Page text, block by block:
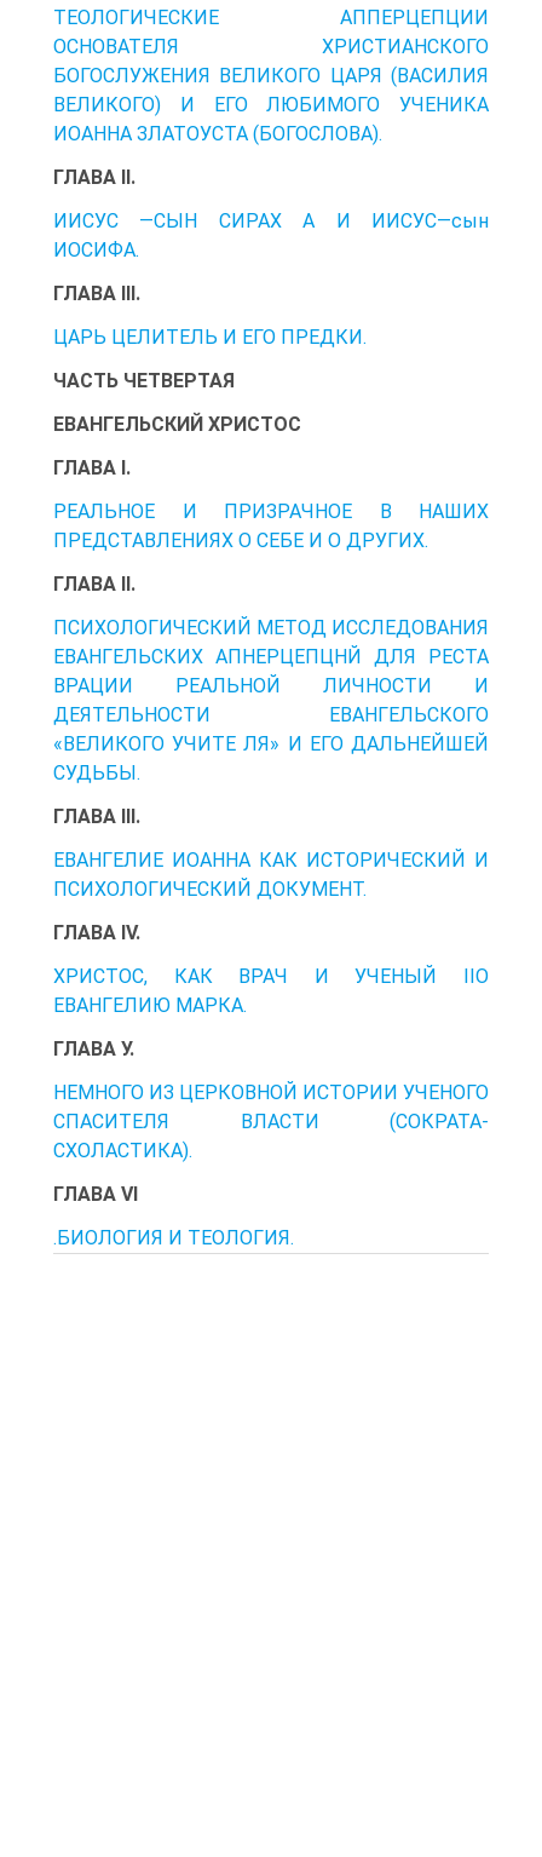
ТЕОЛОГИЧЕСКИЕ АППЕРЦЕПЦИИ
ОСНОВАТЕЛЯ ХРИСТИАНСКОГО
БОГОСЛУЖЕНИЯ ВЕЛИКОГО ЦАРЯ (ВАСИЛИЯ
ВЕЛИКОГО) И ЕГО ЛЮБИМОГО УЧЕНИКА
ИОАННА ЗЛАТОУСТА (БОГОСЛОВА).
ГЛАВА II.
ИИСУС —СЫН СИРАХ А И ИИСУС—сын
ИОСИФА.
ГЛАВА III.
ЦАРЬ ЦЕЛИТЕЛЬ И ЕГО ПРЕДКИ.
ЧАСТЬ ЧЕТВЕРТАЯ
ЕВАНГЕЛЬСКИЙ ХРИСТОС
ГЛАВА I.
РЕАЛЬНОЕ И ПРИЗРАЧНОЕ В НАШИХ
ПРЕДСТАВЛЕНИЯХ О СЕБЕ И О ДРУГИХ.
ГЛАВА II.
ПСИХОЛОГИЧЕСКИЙ МЕТОД ИССЛЕДОВАНИЯ
ЕВАНГЕЛЬСКИХ АПНЕРЦЕПЦНЙ ДЛЯ РЕСТА
ВРАЦИИ РЕАЛЬНОЙ ЛИЧНОСТИ И
ДЕЯТЕЛЬНОСТИ ЕВАНГЕЛЬСКОГО
«ВЕЛИКОГО УЧИТЕ ЛЯ» И ЕГО ДАЛЬНЕЙШЕЙ
СУДЬБЫ.
ГЛАВА III.
ЕВАНГЕЛИЕ ИОАННА КАК ИСТОРИЧЕСКИЙ И
ПСИХОЛОГИЧЕСКИЙ ДОКУМЕНТ.
ГЛАВА IV.
ХРИСТОС, КАК ВРАЧ И УЧЕНЫЙ IIO
ЕВАНГЕЛИЮ МАРКА.
ГЛАВА У.
НЕМНОГО ИЗ ЦЕРКОВНОЙ ИСТОРИИ УЧЕНОГО
СПАСИТЕЛЯ ВЛАСТИ (СОКРАТА-
СХОЛАСТИКА).
ГЛАВА VI
.БИОЛОГИЯ И ТЕОЛОГИЯ.